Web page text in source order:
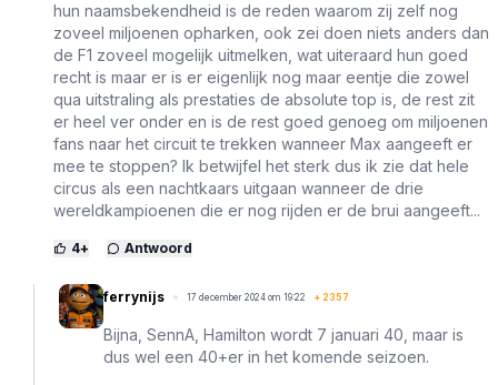
hun naamsbekendheid is de reden waarom zij zelf nog
zoveel miljoenen opharken, ook zei doen niets anders dan
de F1 zoveel mogelijk uitmelken, wat uiteraard hun goed
recht is maar er is er eigenlijk nog maar eentje die zowel
qua uitstraling als prestaties de absolute top is, de rest zit
er heel ver onder en is de rest goed genoeg om miljoenen
fans naar het circuit te trekken wanneer Max aangeeft er
mee te stoppen? Ik betwijfel het sterk dus ik zie dat hele
circus als een nachtkaars uitgaan wanneer de drie
wereldkampioenen die er nog rijden er de brui aangeeft...
4+ Antwoord
ferrynijs 17 december 2024 om 19:22 + 2357
Bijna, SennA, Hamilton wordt 7 januari 40, maar is
dus wel een 40+er in het komende seizoen.